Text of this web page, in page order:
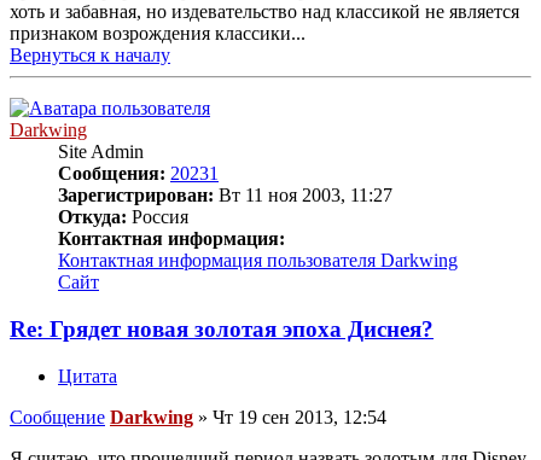
хоть и забавная, но издевательство над классикой не является
признаком возрождения классики...
Вернуться к началу
Darkwing
Site Admin
Сообщения: 20231
Зарегистрирован: Вт 11 ноя 2003, 11:27
Откуда: Россия
Контактная информация:
Контактная информация пользователя Darkwing
Сайт
Re: Грядет новая золотая эпоха Диснея?
Цитата
Сообщение Darkwing » Чт 19 сен 2013, 12:54